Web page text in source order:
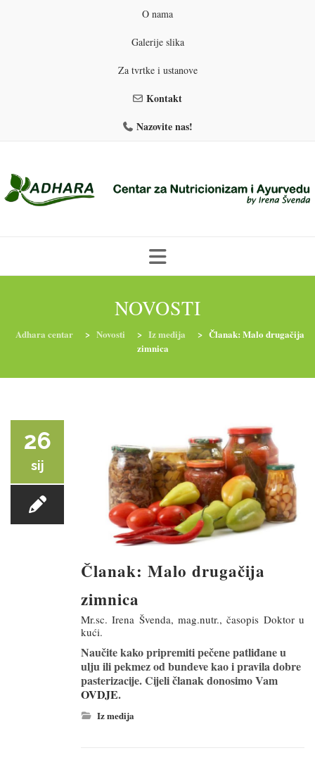
O nama
Galerije slika
Za tvrtke i ustanove
Kontakt
Nazovite nas!
PROGRAMI PREHRANE PRIRODNO MRŠAVLJENJE
NOVOSTI
Adhara centar > Novosti > Iz medija > Članak: Malo drugačija
zimnica
26
sij
Članak: Malo drugačija
zimnica
Mr.sc. Irena Švenda, mag.nutr., časopis Doktor u
kući.
Naučite kako pripremiti pečene patliđane u
ulju ili pekmez od bundeve kao i pravila dobre
pasterizacije. Cijeli članak donosimo Vam
OVDJE.
Iz medija